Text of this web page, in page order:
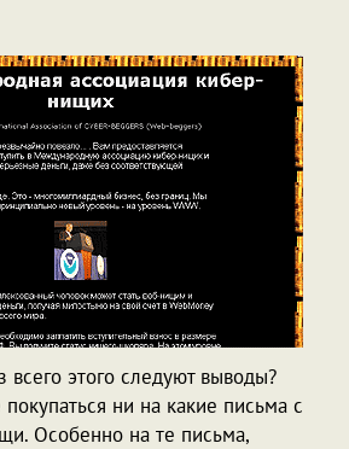
всего этого следуют выводы?
ни на какие письма с
Особенно на те письма,